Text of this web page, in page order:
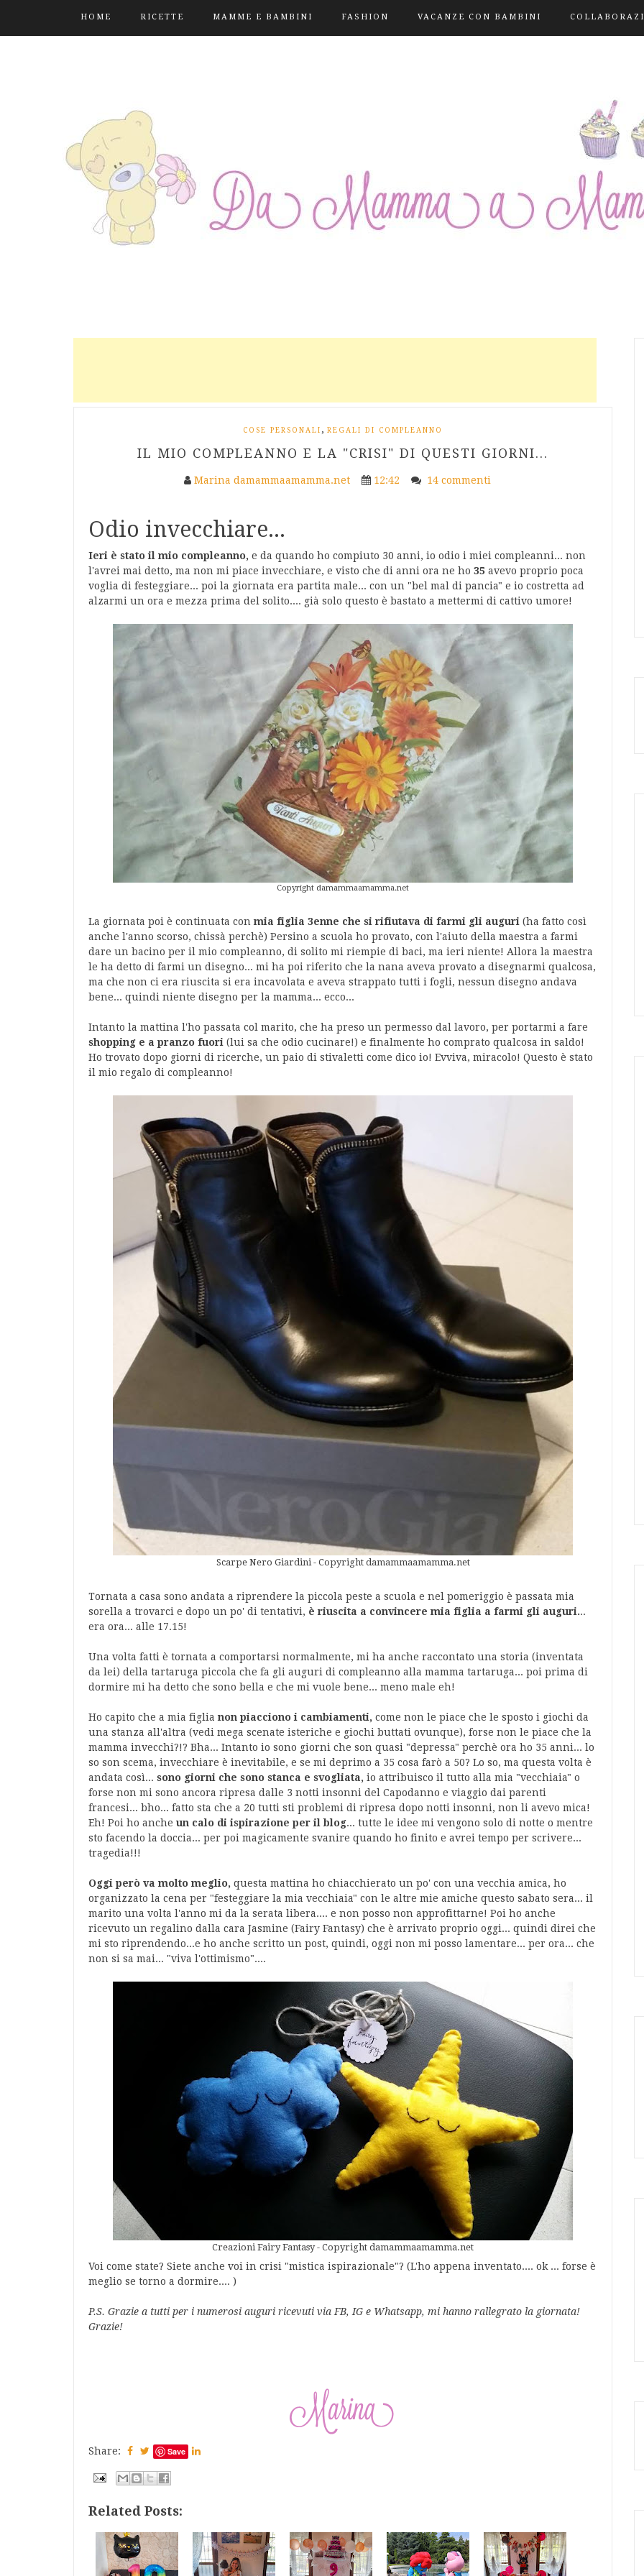
HOME RICETTE MAMME E BAMBINI FASHION VACANZE CON BAMBINI
COSE PERSONALI , REGALI DI COMPLEANNO
IL MIO COMPLEANNO E LA "CRISI" DI QUESTI GIORNI...
Marina damammaamamma.net 12:42 14 commenti
Odio invecchiare...
Ieri è stato il mio compleanno, e da quando ho compiuto 30 anni, io odio i miei compleanni... non
l'avrei mai detto, ma non mi piace invecchiare, e visto che di anni ora ne ho 35 avevo proprio poca
voglia di festeggiare... poi la giornata era partita male... con un "bel mal di pancia" e io costretta ad
alzarmi un ora e mezza prima del solito.... già solo questo è bastato a mettermi di cattivo umore!
Copyright damammaamamma.net
La giornata poi è continuata con mia figlia 3enne che si rifiutava di farmi gli auguri (ha fatto così
anche l'anno scorso, chissà perchè) Persino a scuola ho provato, con l'aiuto della maestra a farmi
dare un bacino per il mio compleanno, di solito mi riempie di baci, ma ieri niente! Allora la maestra
le ha detto di farmi un disegno... mi ha poi riferito che la nana aveva provato a disegnarmi qualcosa,
ma che non ci era riuscita si era incavolata e aveva strappato tutti i fogli, nessun disegno andava
bene... quindi niente disegno per la mamma... ecco...
Intanto la mattina l'ho passata col marito, che ha preso un permesso dal lavoro, per portarmi a fare
shopping e a pranzo fuori (lui sa che odio cucinare!) e finalmente ho comprato qualcosa in saldo!
Ho trovato dopo giorni di ricerche, un paio di stivaletti come dico io! Evviva, miracolo! Questo è stato
il mio regalo di compleanno!
Scarpe Nero Giardini - Copyright damammaamamma.net
Tornata a casa sono andata a riprendere la piccola peste a scuola e nel pomeriggio è passata mia
sorella a trovarci e dopo un po' di tentativi, è riuscita a convincere mia figlia a farmi gli auguri...
era ora... alle 17.15!
Una volta fatti è tornata a comportarsi normalmente, mi ha anche raccontato una storia (inventata
da lei) della tartaruga piccola che fa gli auguri di compleanno alla mamma tartaruga... poi prima di
dormire mi ha detto che sono bella e che mi vuole bene... meno male eh!
Ho capito che a mia figlia non piacciono i cambiamenti, come non le piace che le sposto i giochi da
una stanza all'altra (vedi mega scenate isteriche e giochi buttati ovunque), forse non le piace che la
mamma invecchi?!? Bha... Intanto io sono giorni che son quasi "depressa" perchè ora ho 35 anni... lo
so son scema, invecchiare è inevitabile, e se mi deprimo a 35 cosa farò a 50? Lo so, ma questa volta è
andata così... sono giorni che sono stanca e svogliata, io attribuisco il tutto alla mia "vecchiaia" o
forse non mi sono ancora ripresa dalle 3 notti insonni del Capodanno e viaggio dai parenti
francesi... bho... fatto sta che a 20 tutti sti problemi di ripresa dopo notti insonni, non li avevo mica!
Eh! Poi ho anche un calo di ispirazione per il blog... tutte le idee mi vengono solo di notte o mentre
sto facendo la doccia... per poi magicamente svanire quando ho finito e avrei tempo per scrivere...
tragedia!!!
Oggi però va molto meglio, questa mattina ho chiacchierato un po' con una vecchia amica, ho
organizzato la cena per "festeggiare la mia vecchiaia" con le altre mie amiche questo sabato sera... il
marito una volta l'anno mi da la serata libera.... e non posso non approfittarne! Poi ho anche
ricevuto un regalino dalla cara Jasmine (Fairy Fantasy) che è arrivato proprio oggi... quindi direi che
mi sto riprendendo...e ho anche scritto un post, quindi, oggi non mi posso lamentare... per ora... che
non si sa mai... "viva l'ottimismo"....
Creazioni Fairy Fantasy - Copyright damammaamamma.net
Voi come state? Siete anche voi in crisi "mistica ispirazionale"? (L'ho appena inventato.... ok ... forse è
meglio se torno a dormire.... )
P.S. Grazie a tutti per i numerosi auguri ricevuti via FB, IG e Whatsapp, mi hanno rallegrato la giornata!
Grazie!
Share: Save
Related Posts: